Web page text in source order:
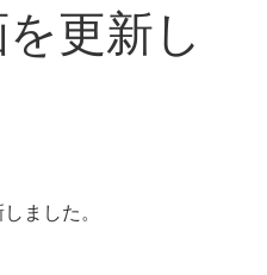
更新し
ました。